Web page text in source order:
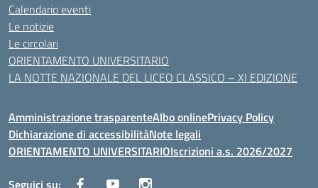
Calendario eventi
Le notizie
Le circolari
ORIENTAMENTO UNIVERSITARIO
LA NOTTE NAZIONALE DEL LICEO CLASSICO – XI EDIZIONE
Amministrazione trasparenteAlbo onlinePrivacy Policy
Dichiarazione di accessibilitàNote legali
ORIENTAMENTO UNIVERSITARIOIscrizioni a.s. 2026/2027
Seguici su: